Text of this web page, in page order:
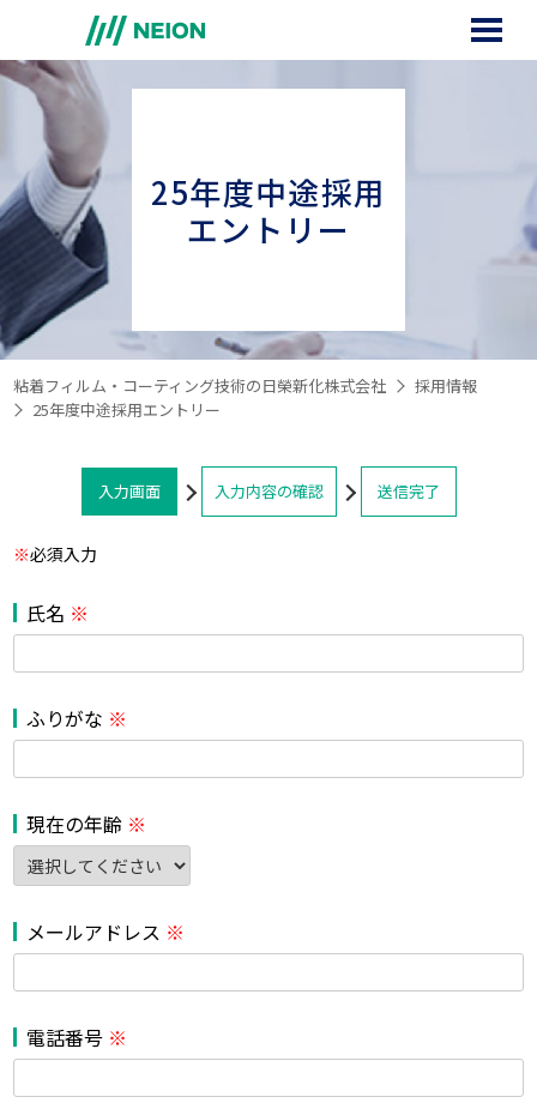
企業理念
職種紹介
募集要項
25年度中途採用
エントリー
粘着フィルム・コーティング技術の日榮新化株式会社
採用情報
25年度中途採用エントリー
入力画面 入力内容の確認 送信完了
※必須入力
氏名 ※
ふりがな ※
現在の年齢 ※
メールアドレス ※
電話番号 ※